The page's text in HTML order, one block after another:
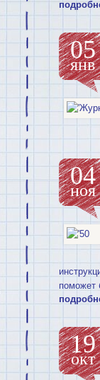
05
янв
04
ноя
поможет
19
окт